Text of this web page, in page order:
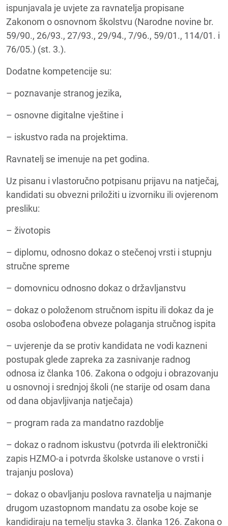
ispunjavala je uvjete za ravnatelja propisane
Zakonom o osnovnom školstvu (Narodne novine br.
59/90., 26/93., 27/93., 29/94., 7/96., 59/01., 114/01. i
76/05.) (st. 3.).
Dodatne kompetencije su:
– poznavanje stranog jezika,
– osnovne digitalne vještine i
– iskustvo rada na projektima.
Ravnatelj se imenuje na pet godina.
Uz pisanu i vlastoručno potpisanu prijavu na natječaj,
kandidati su obvezni priložiti u izvorniku ili ovjerenom
presliku:
– životopis
– diplomu, odnosno dokaz o stečenoj vrsti i stupnju
stručne spreme
– domovnicu odnosno dokaz o državljanstvu
– dokaz o položenom stručnom ispitu ili dokaz da je
osoba oslobođena obveze polaganja stručnog ispita
– uvjerenje da se protiv kandidata ne vodi kazneni
postupak glede zapreka za zasnivanje radnog
odnosa iz članka 106. Zakona o odgoju i obrazovanju
u osnovnoj i srednjoj školi (ne starije od osam dana
od dana objavljivanja natječaja)
– program rada za mandatno razdoblje
– dokaz o radnom iskustvu (potvrda ili elektronički
zapis HZMO-a i potvrda školske ustanove o vrsti i
trajanju poslova)
– dokaz o obavljanju poslova ravnatelja u najmanje
drugom uzastopnom mandatu za osobe koje se
kandidiraju na temelju stavka 3. članka 126. Zakona o